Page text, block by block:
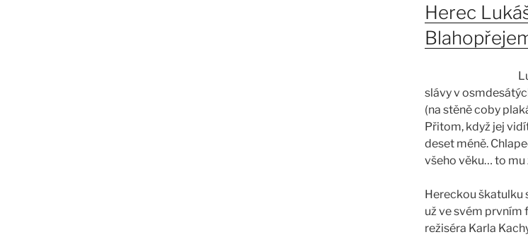
Herec
slávy v
(na stěně coby
Přitom, když jej
deset méně.
všeho věku… to mu
Hereckou škatulku
už ve svém prvním
režiséra Karla